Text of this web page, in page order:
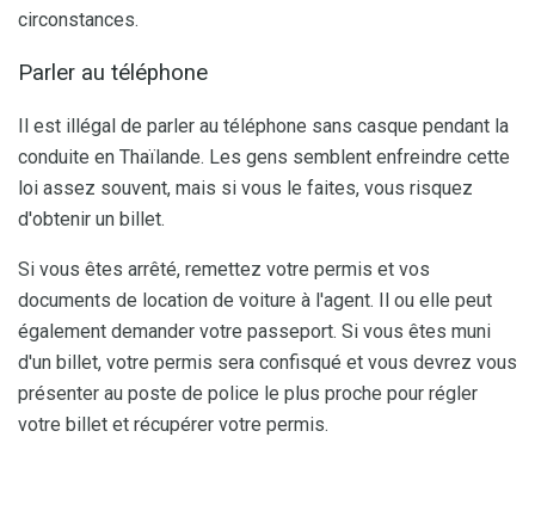
circonstances.
Parler au téléphone
Il est illégal de parler au téléphone sans casque pendant la
conduite en Thaïlande. Les gens semblent enfreindre cette
loi assez souvent, mais si vous le faites, vous risquez
d'obtenir un billet.
Si vous êtes arrêté, remettez votre permis et vos
documents de location de voiture à l'agent. Il ou elle peut
également demander votre passeport. Si vous êtes muni
d'un billet, votre permis sera confisqué et vous devrez vous
présenter au poste de police le plus proche pour régler
votre billet et récupérer votre permis.